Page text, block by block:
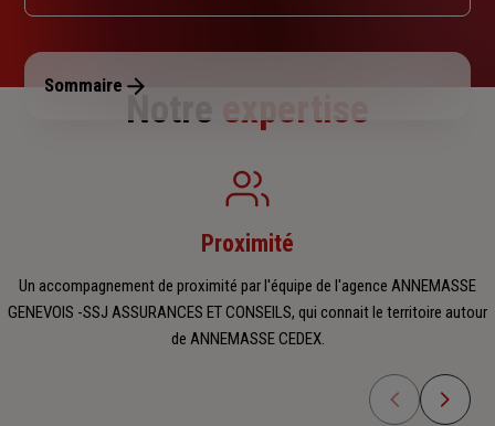
Dimanche : Fermé
Sommaire
Notre expertise
Proximité
Un accompagnement de proximité par l'équipe de l'agence ANNEMASSE
GENEVOIS -SSJ ASSURANCES ET CONSEILS, qui connait le territoire autour
de ANNEMASSE CEDEX.